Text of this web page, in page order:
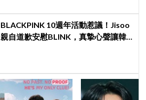
BLACKPINK 10週年活動惹議！Jisoo
親自道歉安慰BLINK，真摯心聲讓韓